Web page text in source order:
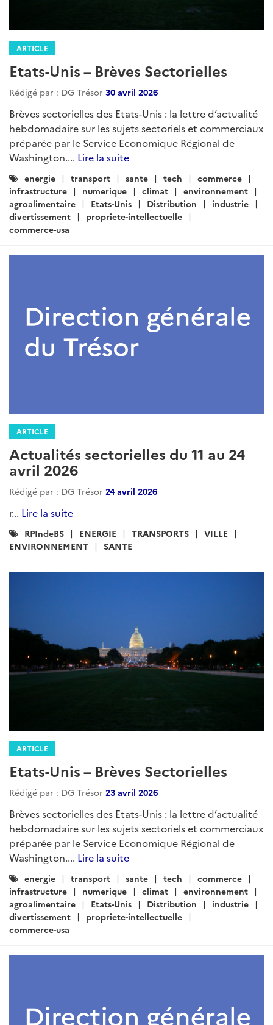
ARTICLE
Etats-Unis – Brèves Sectorielles
Rédigé par : DG Trésor 30 avril 2026
Brèves sectorielles des Etats-Unis : la lettre d’actualité
hebdomadaire sur les sujets sectoriels et commerciaux
préparée par le Service Economique Régional de
Washington.... Lire la suite
Catégories
:
energie transport sante tech
commerce
infrastructure
numerique climat
environnement
agroalimentaire
Etats-Unis Distribution
industrie
divertissement
propriete-intellectuelle
commerce-usa
ARTICLE
Actualités sectorielles du 11 au 24
avril 2026
Rédigé par : DG Trésor 24 avril 2026
r... Lire la suite
Catégories
:
RPIndeBS ENERGIE TRANSPORTS
VILLE
ENVIRONNEMENT
SANTE
ARTICLE
Etats-Unis – Brèves Sectorielles
Rédigé par : DG Trésor 23 avril 2026
Brèves sectorielles des Etats-Unis : la lettre d’actualité
hebdomadaire sur les sujets sectoriels et commerciaux
préparée par le Service Economique Régional de
Washington.... Lire la suite
Catégories
:
energie transport sante tech
commerce
infrastructure
numerique climat
environnement
agroalimentaire
Etats-Unis Distribution
industrie
divertissement
propriete-intellectuelle
commerce-usa